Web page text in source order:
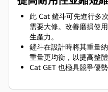
此 Cat 鏟斗可先進行多
需要大修。改善磨損使
生產力。
鏟斗在設計時將其重量
重量更均衡，以提高整體
Cat GET 也極具競爭優勢